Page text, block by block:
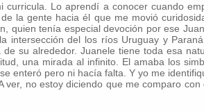
Lo aprendí a conocer cuando
la gente hacia él que me movió
quien tenía especial devoción por ese
intersección del los ríos Uruguay y
su alrededor. Juanele tiene toda esa
una mirada al infinito. El amaba los
enteró pero ni hacía falta. Y yo me
ver, no estoy diciendo que me comparo con